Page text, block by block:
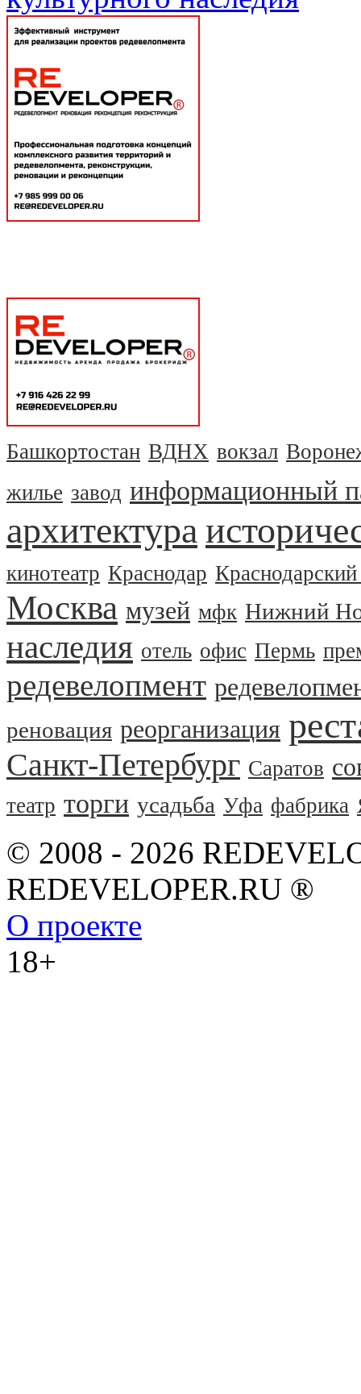
Башкортостан ВДНХ вокзал
жилье завод информационный
архитектура
кинотеатр Краснодар
Москва музей мфк Нижний
наследия отель офис Пермь
редевелопмент
реновация реорганизация
Санкт-Петербург Саратов
театр торги усадьба Уфа фабрика
© 2008 - 2026
REDEVELOPER.RU ®
О проекте
18+